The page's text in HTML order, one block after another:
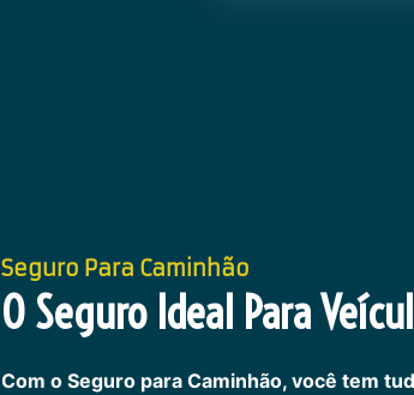
Seguro Para Caminhão
O Seguro Ideal Para
Com o Seguro para Caminhão, você tem